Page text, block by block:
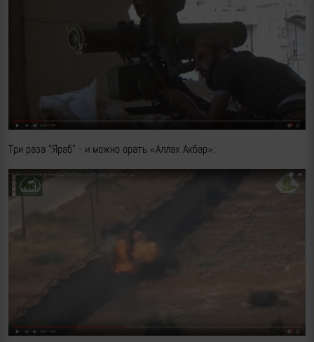
Три раза "Яраб" - и можно орать «Аллах Акбар»: